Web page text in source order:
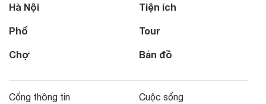
Hà Nội
Phố
Chợ
Tiện ích
Tour
Bản đồ
Cổng thông tin Cuộc sống